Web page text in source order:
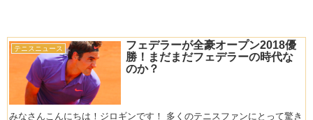
テニスニュース
フェデラーが全豪オープン2018優
勝！まだまだフェデラーの時代な
のか？
みなさんこんにちは！ジロギンです！ 多くのテニスファンにとって驚き